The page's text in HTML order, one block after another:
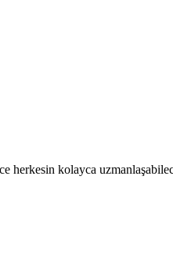
kolayca